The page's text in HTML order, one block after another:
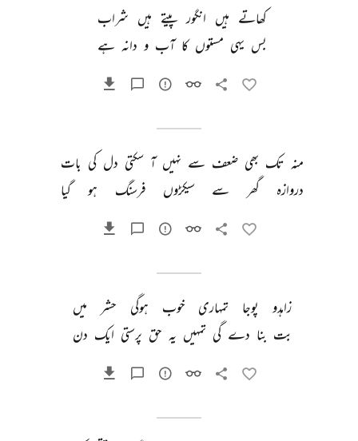
کھاتے ہیں انگور پیتے ہیں شراب
بس یہی مستوں کا آب و دانہ ہے
منہ تک بھی ضعف سے نہیں آ سکتی دل کی بات
دروازہ
گھر سے سیکڑوں فرسنگ ہو گیا
زاہدو پوجا تمہاری خوب ہوگی حشر
میں
بت بنا دے گی تمہیں یہ حق پرستی ایک دن